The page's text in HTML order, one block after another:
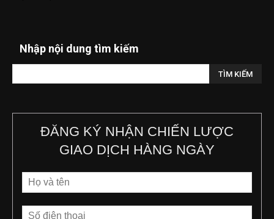
Nhập nội dung tìm kiếm
ĐĂNG KÝ NHẬN CHIẾN LƯỢC
GIAO DỊCH HÀNG NGÀY